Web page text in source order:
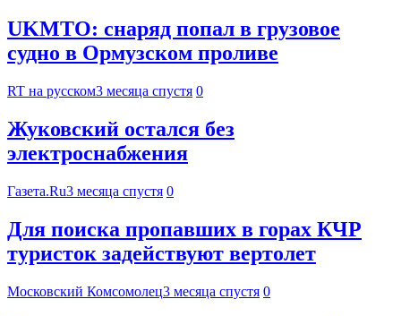
UKMTO: снаряд попал в грузовое
судно в Ормузском проливе
RT на русском3 месяца спустя 0
Жуковский остался без
электроснабжения
Газета.Ru3 месяца спустя 0
Для поиска пропавших в горах КЧР
туристок задействуют вертолет
Московский Комсомолец3 месяца спустя 0